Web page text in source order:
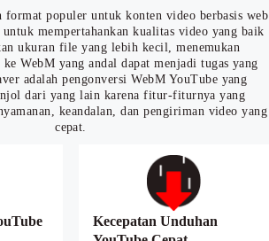
format populer untuk konten video berbasis web
untuk mempertahankan kualitas video yang baik
ukuran file yang lebih kecil, menemukan
WebM yang andal dapat menjadi tugas yang
adalah pengonversi WebM YouTube yang
dari yang lain karena fitur-fiturnya yang
keandalan, dan pengiriman video yang
cepat.
Kecepatan Unduhan